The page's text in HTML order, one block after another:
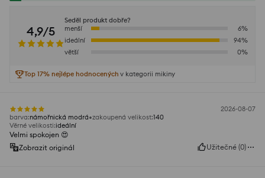
4,9/5
Seděl produkt dobře?
menší
6%
ideální
94%
větší
0%
Top 17% nejlépe hodnocených v kategorii mikiny
2026-08-07
barva:námořnická modrá zakoupená velikost:140
Věrné velikosti:ideální
Velmi spokojen 😍
Zobrazit originál
Užitečné (0)